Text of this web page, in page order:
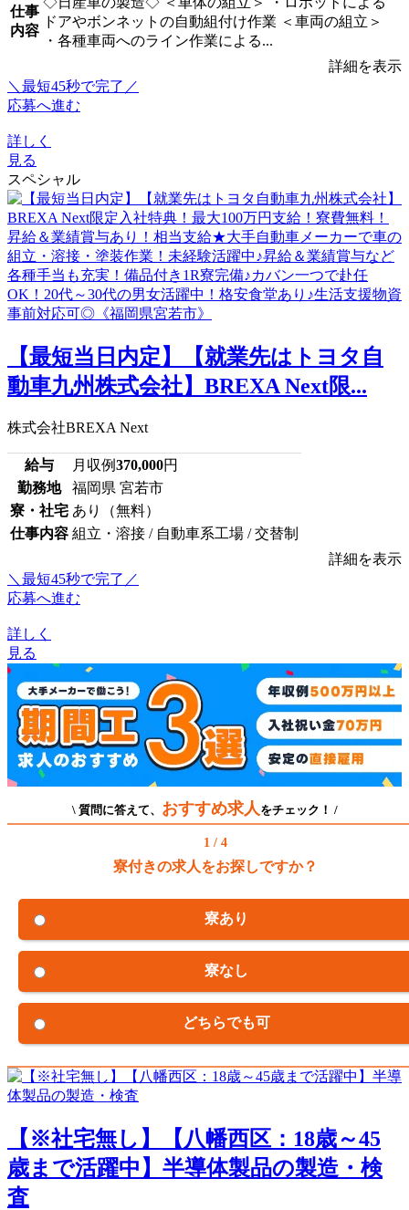
仕事
内容
ドアやボンネットの自動組付け作業 ＜車両の組立＞
・各種車両へのライン作業による...
詳細を表示
＼最短45秒で完了／
応募へ進む
詳しく
見る
スペシャル
【最短当日内定】【就業先はトヨタ自
動車九州株式会社】BREXA Next限...
株式会社BREXA Next
給与 月収例370,000円
勤務地
福岡県 宮若市
寮・社宅 あり（無料）
仕事内容 組立・溶接 / 自動車系工場 / 交替制
詳細を表示
＼最短45秒で完了／
応募へ進む
詳しく
見る
\ 質問に答えて、 おすすめ求人 をチェック！ /
1 / 4
寮付きの求人をお探しですか？
寮あり
寮なし
どちらでも可
【※社宅無し】【八幡西区：18歳～45
歳まで活躍中】半導体製品の製造・検
査